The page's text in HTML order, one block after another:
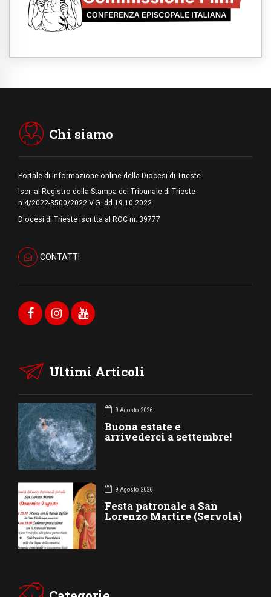
Indonesia, un dollaro per la costruzione di
219 Chiese
Chi siamo
Portale di informazione online della Diocesi di Trieste
Iscr. al Registro della Stampa del Tribunale di Trieste
n.4/2022-3500/2022 V.G. dd.19.10.2022
Diocesi di Trieste iscritta al ROC nr. 39777
CONTATTI
Ultimi Articoli
9 Agosto 2026
Buona estate e
arrivederci a settembre!
9 Agosto 2026
Festa patronale a San
Lorenzo Martire (Servola)